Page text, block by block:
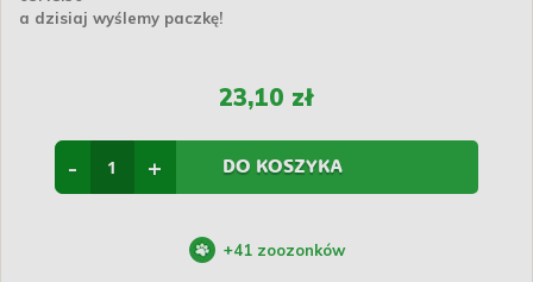
a dzisiaj wyślemy paczkę!
23,10 zł
+
- DO KOSZYKA
+41 zoozonków